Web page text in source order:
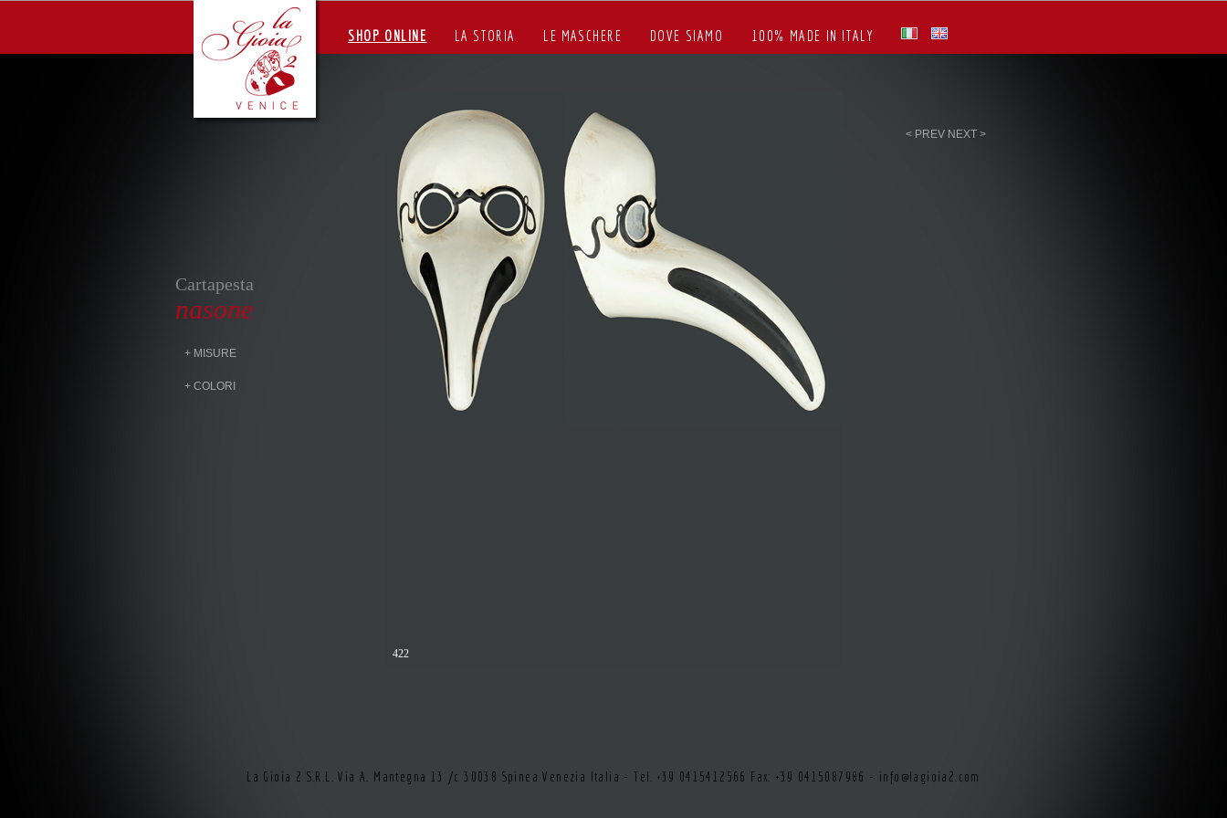
SHOP ONLINE LA STORIA LE MASCHERE DOVE SIAMO 100% MADE IN ITALY
< PREV NEXT >
Cartapesta
nasone
+ MISURE
+ COLORI
422
La Gioia 2 S.R.L. Via A. Mantegna 13 /c 30038 Spinea Venezia Italia - Tel. +39 0415412566 Fax: +39 0415087986 - info@lagioia2.com